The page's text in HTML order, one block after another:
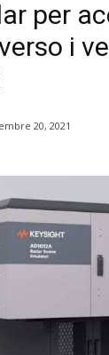
per
i
20, 2021